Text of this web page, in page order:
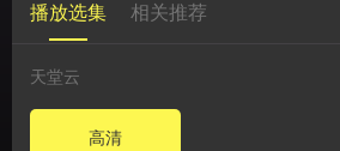
播放选集 相关推荐
天堂云
高清